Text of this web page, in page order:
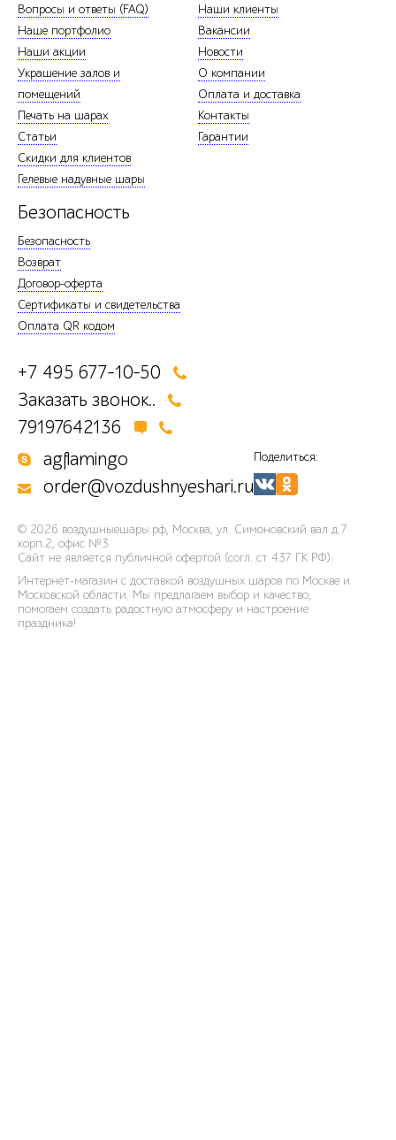
Вопросы и ответы (FAQ)
Наше портфолио
Наши акции
Украшение залов и
помещений
Печать на шарах
Статьи
Скидки для клиентов
Гелевые надувные шары
Наши клиенты
Вакансии
Новости
О компании
Оплата и доставка
Контакты
Гарантии
Безопасность
Безопасность
Возврат
Договор-оферта
Сертификаты и свидетельства
Оплата QR кодом
+7 495 677-10-50
Заказать звонок..
79197642136
agflamingo
order@vozdushnyeshari.ru
Поделиться:
© 2026 воздушныешары.рф, Москва, ул. Симоновский вал д.7
корп.2, офис №3
Сайт не является публичной офертой (согл. ст 437 ГК РФ).
Интернет-магазин с доставкой воздушных шаров по Москве и
Московской области. Мы предлагаем выбор и качество,
помогаем создать радостную атмосферу и настроение
праздника!